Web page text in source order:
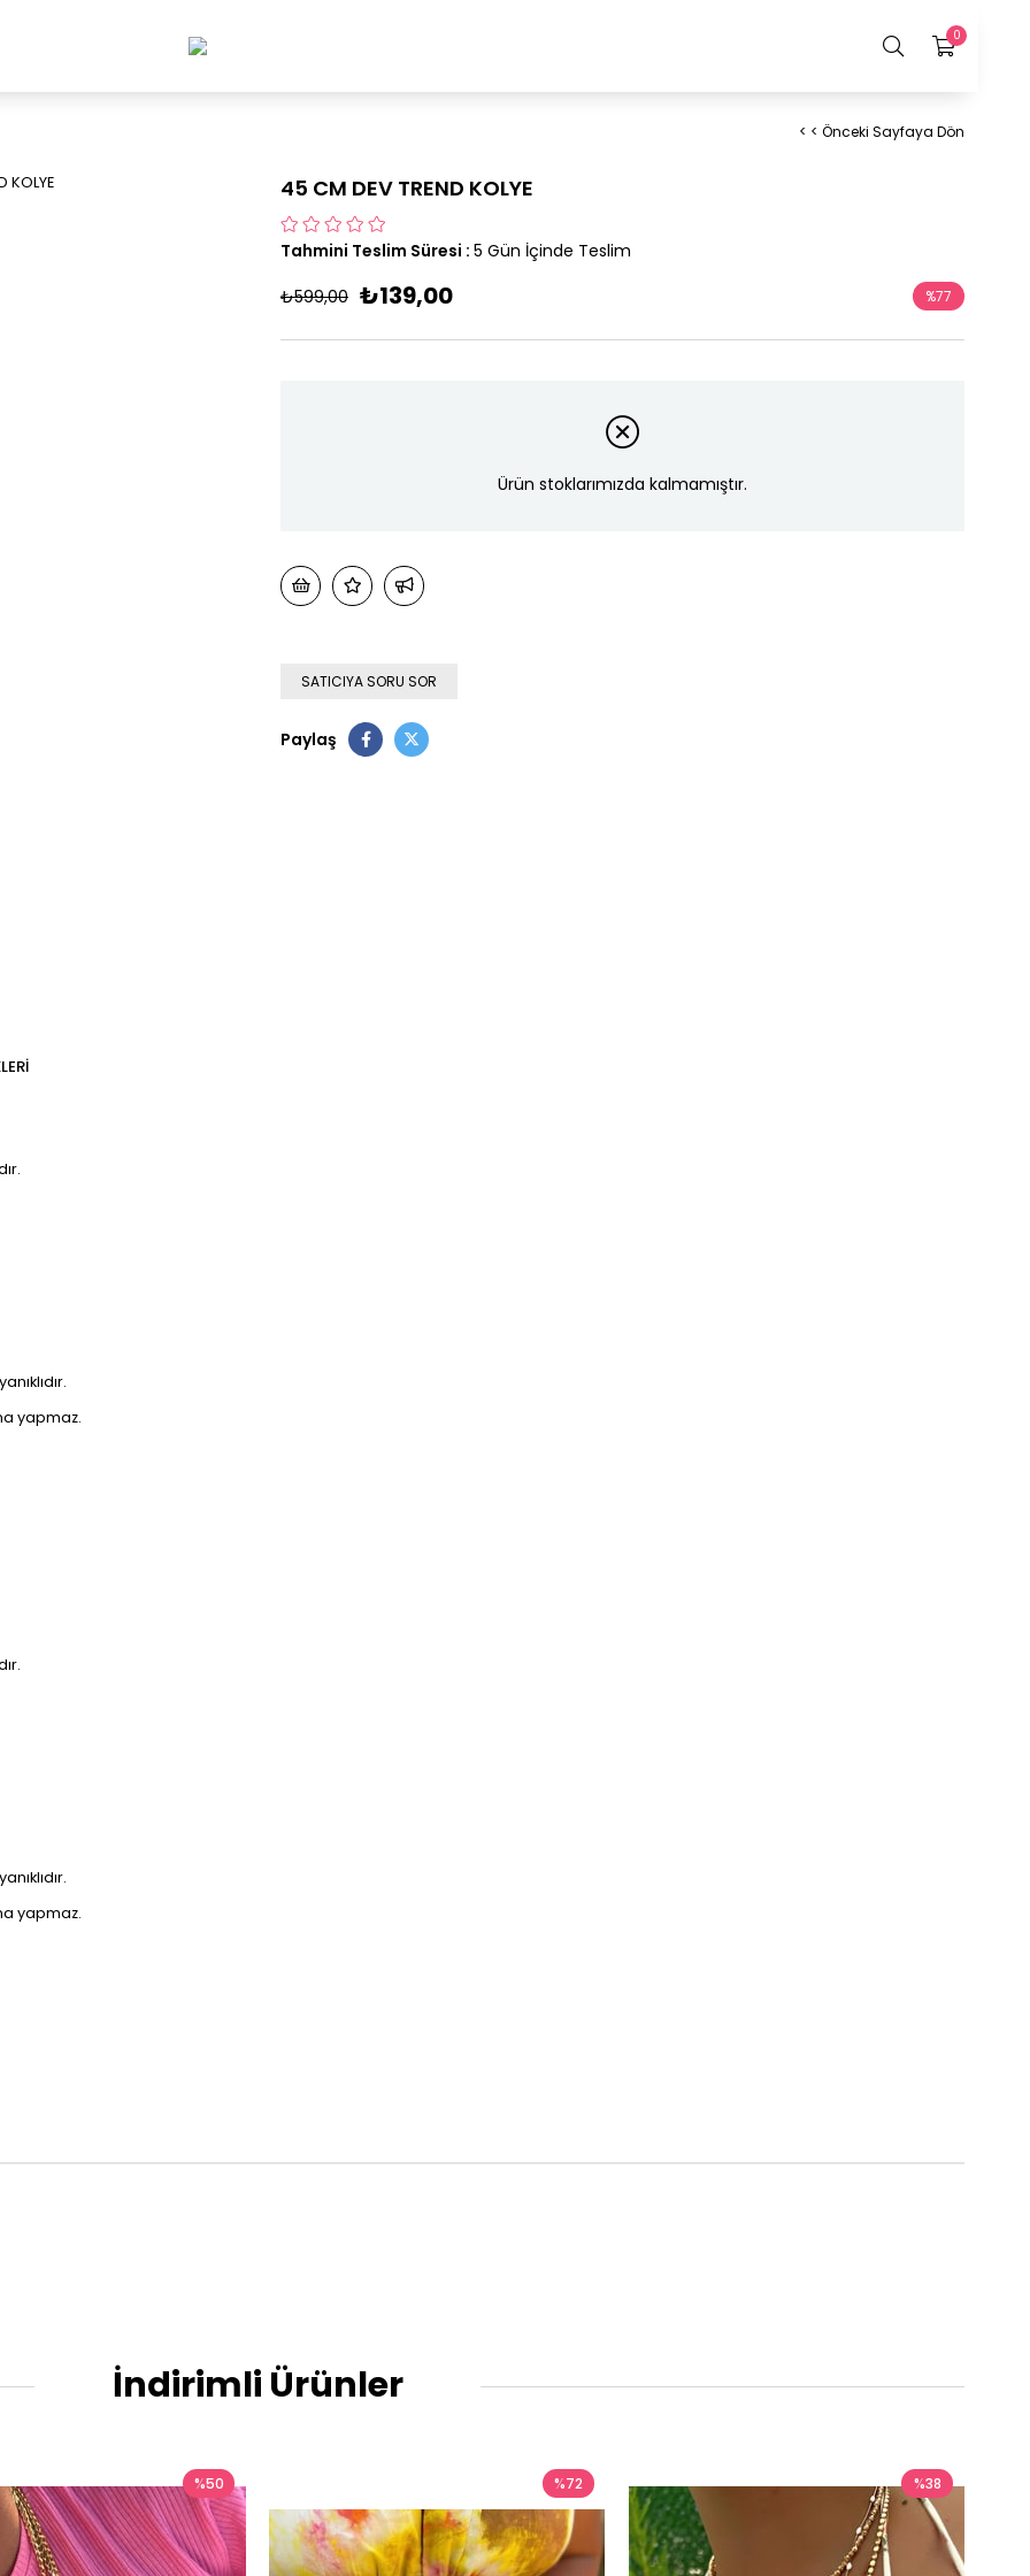
0
< < Önceki Sayfaya Dön
45 CM DEV TREND KOLYE
Tahmini Teslim Süresi : 5 Gün İçinde Teslim
₺599,00 ₺139,00 %77
Ürün stoklarımızda kalmamıştır.
SATICIYA SORU SOR
Paylaş
yapmaz.
yapmaz.
İndirimli Ürünler
%50 %72 %38